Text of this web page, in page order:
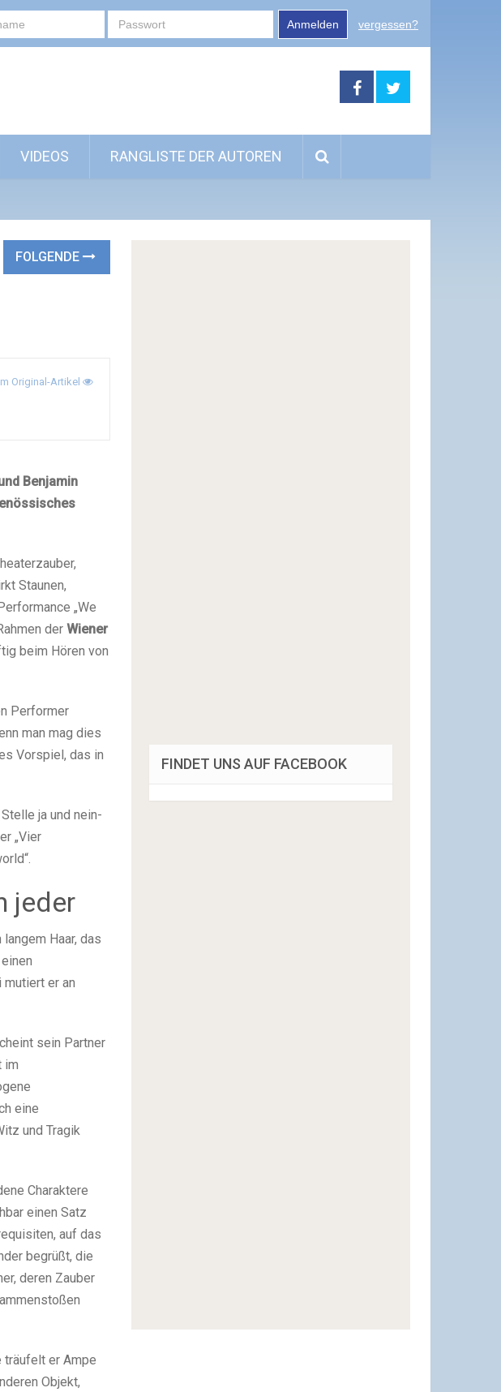
Anmelden vergessen?
VIDEOS RANGLISTE DER AUTOREN
FOLGENDE
Original-Artikel
Benjamin
Staunen,
„We
der Wiener
beim Hören von
Performer
man mag dies
Vorspiel, das in
ja und nein-
„Vier
jeder
Haar, das
mutiert er an
sein Partner
im
eine
und Tragik
Charaktere
einen Satz
auf das
begrüßt, die
deren Zauber
träufelt er Ampe
Objekt,
FINDET UNS AUF FACEBOOK